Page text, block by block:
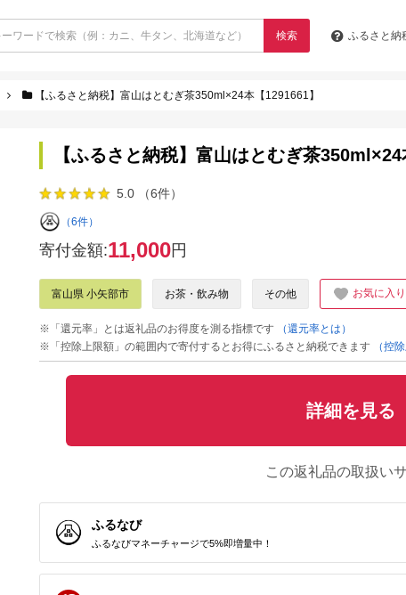
検索 ふるさと納
【ふるさと納税】富山はとむぎ茶350ml×24本【1291661】
【ふるさと納税】富山はとむぎ茶350ml×24
5.0 （6件）
（6件）
寄付金額:11,000円
富山県 小矢部市 お茶・飲み物 その他 お気に入り
※「還元率」とは返礼品のお得度を測る指標です
（還元率とは）
※「控除上限額」の範囲内で寄付するとお得にふるさと納税できます
（控
詳細を見る
この返礼品の取扱い
ふるなび
ふるなびマネーチャージで5%即増量中！